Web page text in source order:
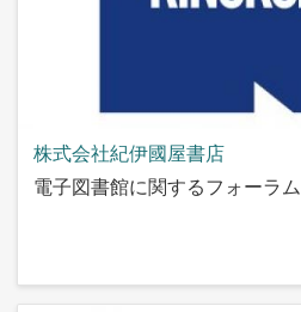
株式会社紀伊國屋書店
電子図書館に関するフォーラ